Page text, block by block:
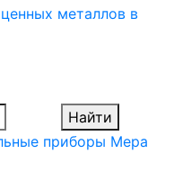
металлов в
Найти
приборы Мера